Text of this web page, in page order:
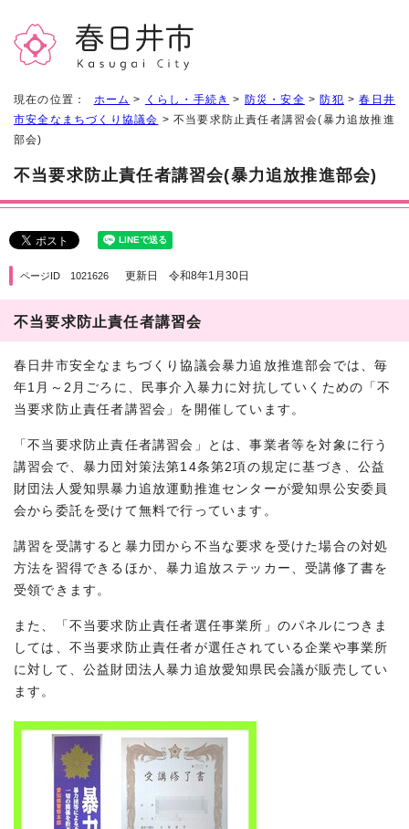
現在の位置： ホーム > くらし・手続き > 防災・安全 >防犯 >春日井
市安全なまちづくり協議会 > 不当要求防止責任者講習会(暴力追放推進
部会)
不当要求防止責任者講習会(暴力追放推進部会)
ページID 1021626 更新日 令和8年1月30日
不当要求防止責任者講習会
春日井市安全なまちづくり協議会暴力追放推進部会では、毎
年1月～2月ごろに、民事介入暴力に対抗していくための「不
当要求防止責任者講習会」を開催しています。
「不当要求防止責任者講習会」とは、事業者等を対象に行う
講習会で、暴力団対策法第14条第2項の規定に基づき、公益
財団法人愛知県暴力追放運動推進センターが愛知県公安委員
会から委託を受けて無料で行っています。
講習を受講すると暴力団から不当な要求を受けた場合の対処
方法を習得できるほか、暴力追放ステッカー、受講修了書を
受領できます。
また、「不当要求防止責任者選任事業所」のパネルにつきま
しては、不当要求防止責任者が選任されている企業や事業所
に対して、公益財団法人暴力追放愛知県民会議が販売してい
ます。